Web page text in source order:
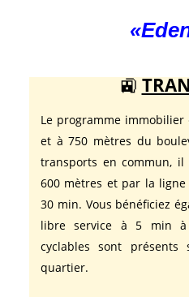
🚉
Le programme
et à 750 mètres du
transports en commun,
600 mètres et par la ligne
30 min. Vous bénéficiez
libre service à 5 min à
cyclables sont
quartier.